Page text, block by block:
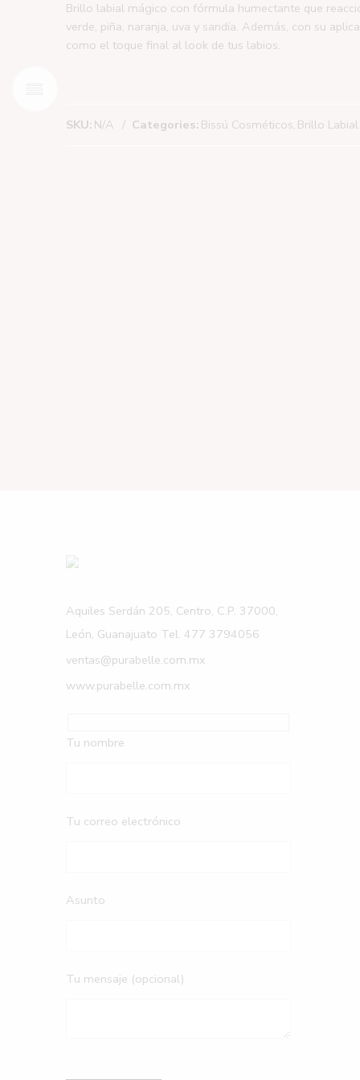
Brillo labial mágico con fórmula humectante que
verde, piña, naranja, uva y sandía. Además, con su
como el toque final al look de tus labios.
SKU: N/A Categories: Bissú Cosméticos, Brillo
Aquiles Serdán 205, Centro, C.P. 37000,
León, Guanajuato Tel. 477 3794056
ventas@purabelle.com.mx
www.purabelle.com.mx
Tu nombre
Tu correo electrónico
Asunto
Tu mensaje (opcional)